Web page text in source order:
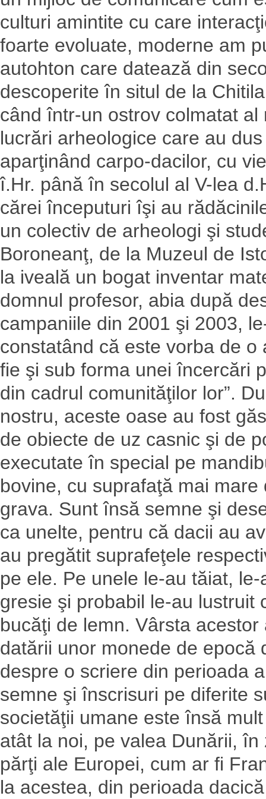
culturi amintite cu care
foarte evoluate, moderne am
autohton care datează din
descoperite în situl de la
când într-un ostrov colmatat
lucrări arheologice care au
aparţinând carpo-dacilor, cu
î.Hr. până în secolul al V-lea
cărei începuturi îşi au
un colectiv de arheologi şi
Boroneanţ, de la Muzeul de
la iveală un bogat inventar
domnul profesor, abia după
campaniile din 2001 şi 2003,
constatând că este vorba de o
fie şi sub forma unei încercări
din cadrul comunităţilor lor”.
nostru, aceste oase au fost
de obiecte de uz casnic şi de
executate în special pe
bovine, cu suprafaţă mai
grava. Sunt însă semne şi
ca unelte, pentru că dacii au
au pregătit suprafeţele
pe ele. Pe unele le-au tăiat,
gresie şi probabil le-au lustruit
bucăţi de lemn. Vârsta
datării unor monede de epocă
despre o scriere din perioada
semne şi înscrisuri pe diferite
societăţii umane este însă
atât la noi, pe valea Dunării,
părţi ale Europei, cum ar fi
la acestea, din perioada